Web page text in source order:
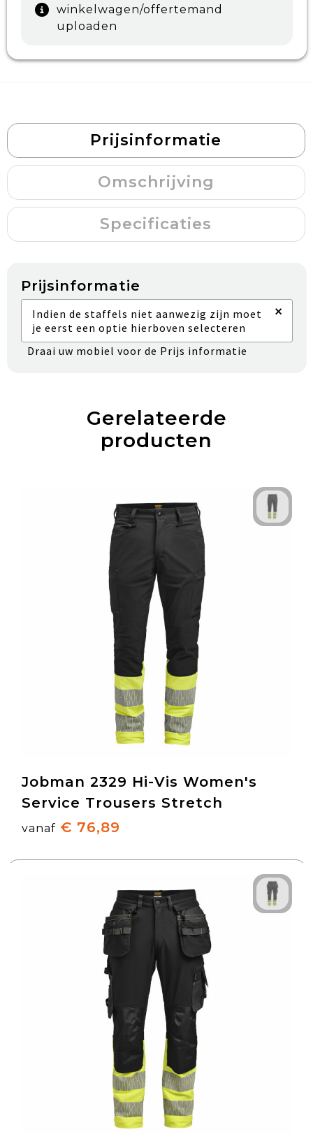
winkelwagen/offertemand
uploaden
Prijsinformatie
Omschrijving
Specificaties
Prijsinformatie
Indien de staffels niet aanwezig zijn moet
je eerst een optie hierboven selecteren
×
Draai uw mobiel voor de Prijs informatie
Gerelateerde
producten
Jobman 2329 Hi-Vis Women's
Service Trousers Stretch
vanaf € 76,89